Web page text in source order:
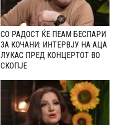
СО РАДОСТ ЌЕ ПЕАМ БЕСПАРИ
ЗА КОЧАНИ: ИНТЕРВЈУ НА АЦА
ЛУКАС ПРЕД КОНЦЕРТОТ ВО
СКОПЈЕ